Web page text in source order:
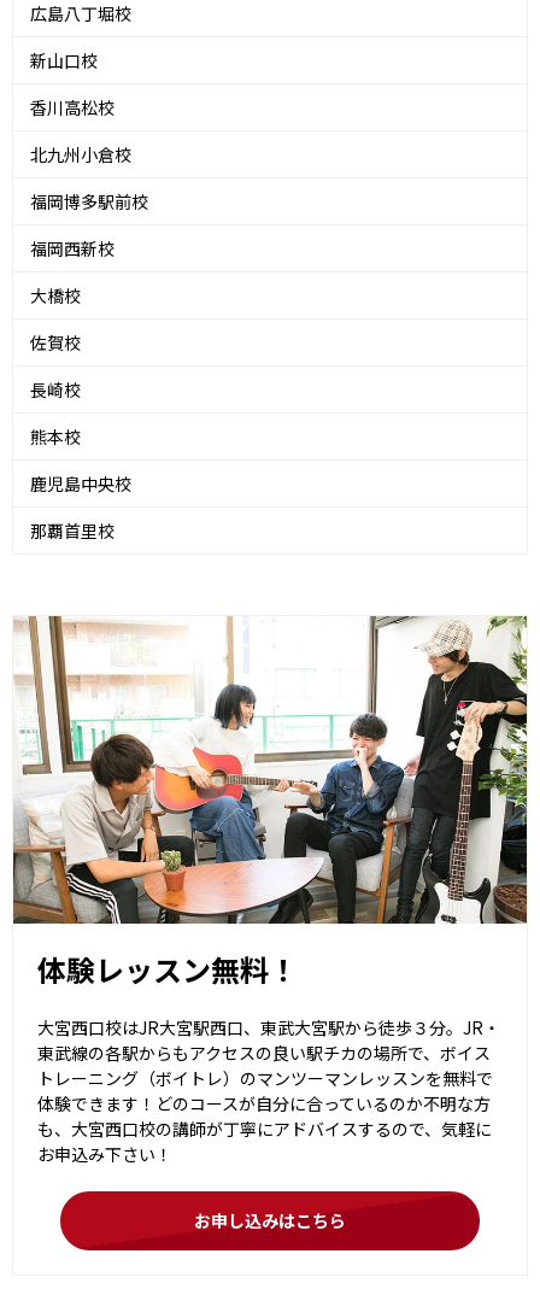
広島八丁堀校
新山口校
香川高松校
北九州小倉校
福岡博多駅前校
福岡西新校
大橋校
佐賀校
長崎校
熊本校
鹿児島中央校
那覇首里校
体験レッスン無料！
大宮西口校はJR大宮駅西口、東武大宮駅から徒歩３分。JR・
東武線の各駅からもアクセスの良い駅チカの場所で、ボイス
トレーニング（ボイトレ）のマンツーマンレッスンを無料で
体験できます！どのコースが自分に合っているのか不明な方
も、大宮西口校の講師が丁寧にアドバイスするので、気軽に
お申込み下さい！
お申し込みはこちら